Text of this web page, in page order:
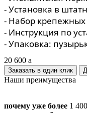
- Установка в
- Набор крепежных
- Инструкция по
- Упаковка:
20 600 a
Заказать в один клик
Наши преимущества
почему уже более 1